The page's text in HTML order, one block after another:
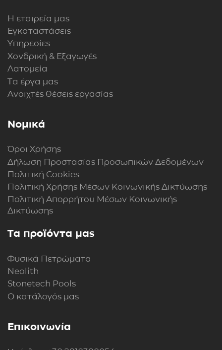
Η εταιρεία μας
Εγκαταστάσεις
Υπηρεσίες
Χονδρική & Εξαγωγές
Λατομεία
Τα έργα μας
Ανοιχτές θέσεις εργασίας
Νομικά
Όροι Χρήσης
Δήλωση Προστασίας Προσωπικών Δεδομένων
Πολιτική Cookies
Πολιτική Xρήσης Mέσων Kοινωνικής Δικτύωσης
Πολιτική Απορρήτου Μέσων Κοινωνικής
Δικτύωσης
Τα προϊόντα μας
Φυσικά Πετρώματα
Neolith
Stonetech Pools
Ο κατάλογός μας
Επικοινωνία